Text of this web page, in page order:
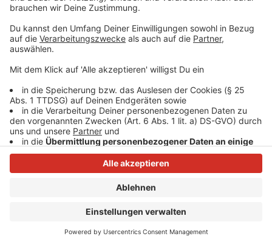
sein.
Anzeige
Anzeige